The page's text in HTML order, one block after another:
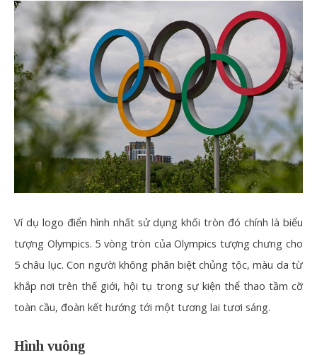
Ví dụ logo điển hình nhất sử dụng khối tròn đó chính là biểu
tượng Olympics. 5 vòng tròn của Olympics tượng chưng cho
5 châu lục. Con người không phân biệt chủng tộc, màu da từ
khắp nơi trên thế giới, hội tụ trong sự kiện thể thao tầm cỡ
toàn cầu, đoàn kết hướng tới một tương lai tươi sáng.
Hình vuông